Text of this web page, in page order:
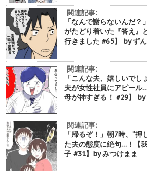
関連記事:
「なんで謝らないんだ
がたどり着いた『答え』
行きました #65】 by ずん
関連記事:
「こんな夫、嬉しいで
夫が女性社員にアピール
母が神すぎる！ #29】 by
関連記事:
「帰るぞ！」朝7時、“
た夫の態度に絶句…！【
子 #31】by みつけまま